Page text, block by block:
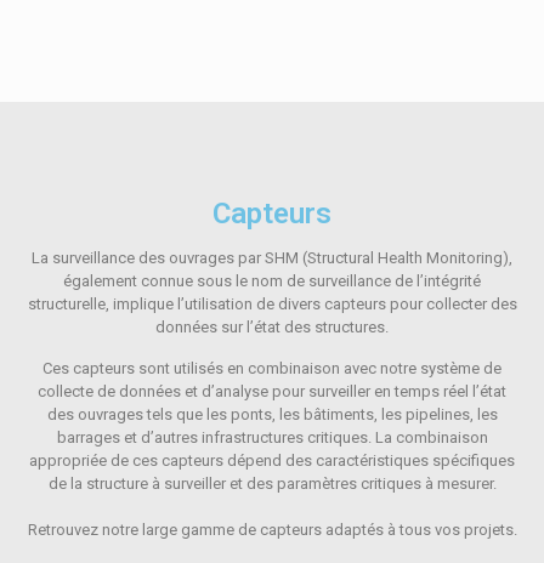
Capteurs
La surveillance des ouvrages par SHM (Structural Health Monitoring),
également connue sous le nom de surveillance de l’intégrité
structurelle, implique l’utilisation de divers capteurs pour collecter des
données sur l’état des structures.
Ces capteurs sont utilisés en combinaison avec notre système de
collecte de données et d’analyse pour surveiller en temps réel l’état
des ouvrages tels que les ponts, les bâtiments, les pipelines, les
barrages et d’autres infrastructures critiques. La combinaison
appropriée de ces capteurs dépend des caractéristiques spécifiques
de la structure à surveiller et des paramètres critiques à mesurer.
Retrouvez notre large gamme de capteurs adaptés à tous vos projets.